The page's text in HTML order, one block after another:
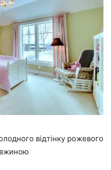
відтінку рожевого